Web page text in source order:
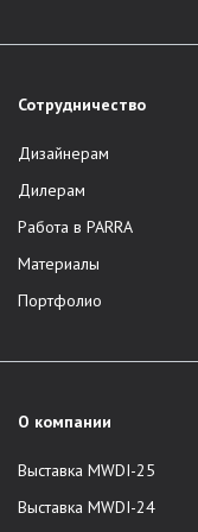
Сотрудничество
Дизайнерам
Дилерам
Работа в PARRA
Материалы
Портфолио
О компании
Выставка MWDI-25
Выставка MWDI-24